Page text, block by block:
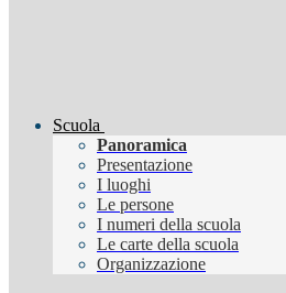
Scuola
Panoramica
Presentazione
I luoghi
Le persone
I numeri della scuola
Le carte della scuola
Organizzazione